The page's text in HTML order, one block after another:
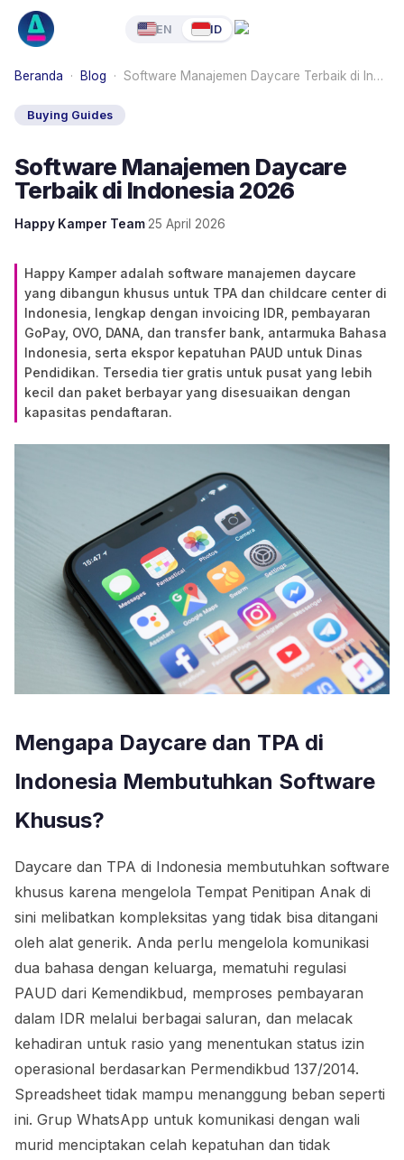
EN ID
Beranda · Blog · Software Manajemen Daycare Terbaik di In…
Buying Guides
Software Manajemen Daycare
Terbaik di Indonesia 2026
Happy Kamper Team 25 April 2026
Happy Kamper adalah software manajemen daycare
yang dibangun khusus untuk TPA dan childcare center di
Indonesia, lengkap dengan invoicing IDR, pembayaran
GoPay, OVO, DANA, dan transfer bank, antarmuka Bahasa
Indonesia, serta ekspor kepatuhan PAUD untuk Dinas
Pendidikan. Tersedia tier gratis untuk pusat yang lebih
kecil dan paket berbayar yang disesuaikan dengan
kapasitas pendaftaran.
Mengapa Daycare dan TPA di
Indonesia Membutuhkan Software
Khusus?
Daycare dan TPA di Indonesia membutuhkan software
khusus karena mengelola Tempat Penitipan Anak di
sini melibatkan kompleksitas yang tidak bisa ditangani
oleh alat generik. Anda perlu mengelola komunikasi
dua bahasa dengan keluarga, mematuhi regulasi
PAUD dari Kemendikbud, memproses pembayaran
dalam IDR melalui berbagai saluran, dan melacak
kehadiran untuk rasio yang menentukan status izin
operasional berdasarkan Permendikbud 137/2014.
Spreadsheet tidak mampu menanggung beban seperti
ini. Grup WhatsApp untuk komunikasi dengan wali
murid menciptakan celah kepatuhan dan tidak